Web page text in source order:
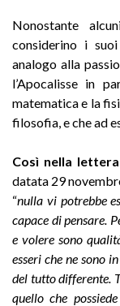
Nonostante
considerino i
analogo alla
l’Apocalisse in
matematica e la
filosofia, e che ad
Così nella
datata 29
“nulla vi potrebbe
capace di pensare.
e volere sono
esseri che ne sono
del tutto differente.
quello che